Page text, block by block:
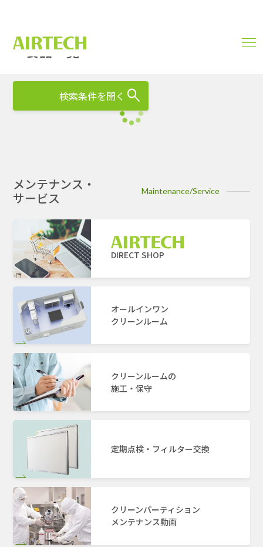
製品一覧 PRODUCTS
検索条件を開く
メンテナンス・
サービス
Maintenance/Service
DIRECT SHOP
オールインワン
クリーンルーム
クリーンルームの
施工・保守
定期点検・フィルター交換
クリーンパーティション
メンテナンス動画